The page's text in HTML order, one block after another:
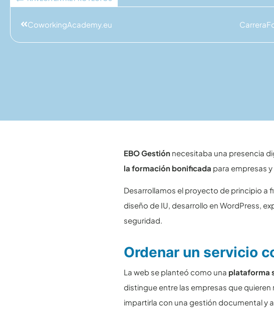
CoworkingAcademy.eu
EBO Gestión necesitaba una presencia
la formación bonificada para empresas
Desarrollamos el proyecto de principio a
diseño de IU, desarrollo en WordPress,
seguridad.
Ordenar un servicio
La web se planteó como una plataforma
distingue entre las empresas que
impartirla con una gestión documental y